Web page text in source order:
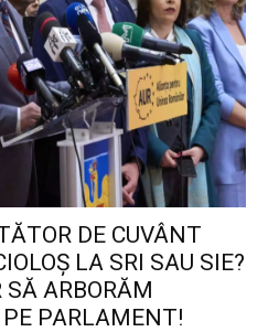
DE CUVÂNT
LA SRI SAU SIE?
ARBORĂM
PARLAMENT!